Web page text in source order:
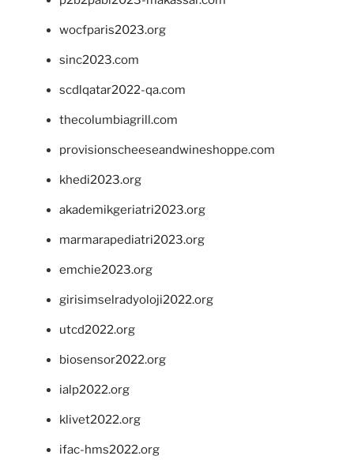
wocfparis2023.org
sinc2023.com
scdlqatar2022-qa.com
thecolumbiagrill.com
provisionscheeseandwineshoppe.com
khedi2023.org
akademikgeriatri2023.org
marmarapediatri2023.org
emchie2023.org
girisimselradyoloji2022.org
utcd2022.org
biosensor2022.org
ialp2022.org
klivet2022.org
ifac-hms2022.org